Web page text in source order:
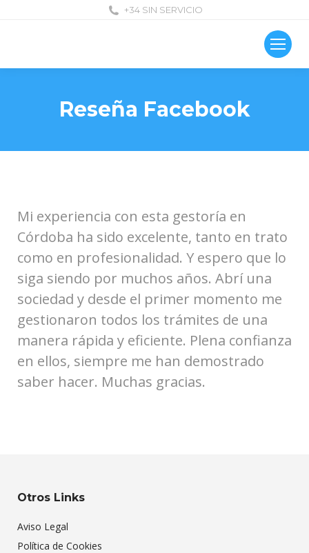
+34 SIN SERVICIO
Reseña Facebook
Mi experiencia con esta gestoría en
Córdoba ha sido excelente, tanto en trato
como en profesionalidad. Y espero que lo
siga siendo por muchos años. Abrí una
sociedad y desde el primer momento me
gestionaron todos los trámites de una
manera rápida y eficiente. Plena confianza
en ellos, siempre me han demostrado
saber hacer. Muchas gracias.
Otros Links
Aviso Legal
Política de Cookies